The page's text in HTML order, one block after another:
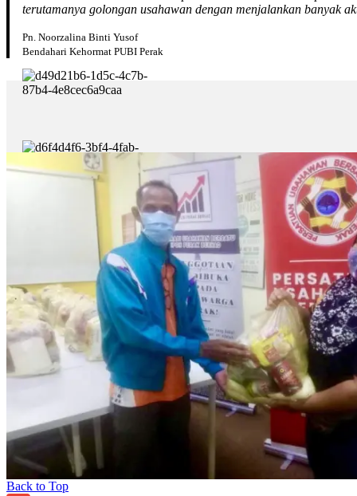
terutamanya golongan usahawan dengan menjalankan banyak
Pn. Noorzalina Binti Yusof
Bendahari Kehormat PUBI Perak
Back to Top